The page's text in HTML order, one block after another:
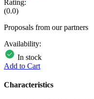
Rating:
(0.0)
Proposals from our partners
Availability:
In stock
Add to Cart
Characteristics